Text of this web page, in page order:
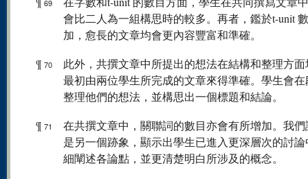
69
會比二人為一組構思時的較多。再者，鑑於t-unit
加，愈長的文章均會更內容豐富和準確。
¶ 70
此外，共撰文章中所提出的想法在結構和整理方
最初由兩位學生所完成的文章來得準確。學生會
整理他們的想法，並構思出一個標題和結論。
¶ 71
在共撰文章中，關聯詞的數目亦會有所增加。我
是另一個跡象，顯示出學生已進入更深層次的討
細闡述各論點，並更清楚明白所涉及的概念。